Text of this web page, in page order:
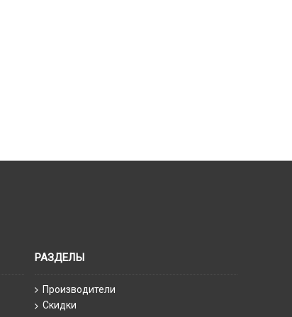
РАЗДЕЛЫ
Производители
Скидки